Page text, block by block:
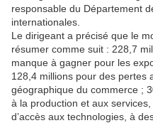
responsable du Département
internationales.
Le dirigeant a précisé que le
résumer comme suit : 228,7
manque à gagner pour les
128,4 millions pour des pertes
géographique du commerce ;
à la production et aux
d’accès aux technologies, à